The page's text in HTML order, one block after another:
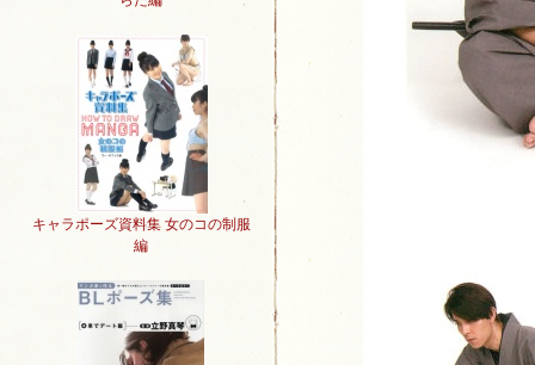
キャラポーズ資料集 女のコの制服
編